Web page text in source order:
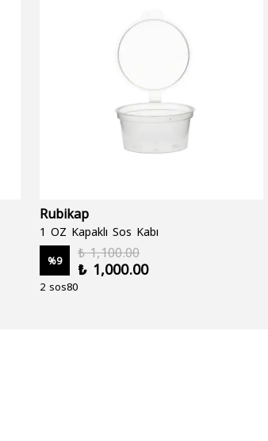
Rubikap
1 OZ Kapaklı Sos Kabı
%9
₺ 1,100.00
₺ 1,000.00
2 sos80